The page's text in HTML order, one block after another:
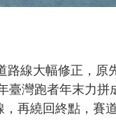
線大幅修正，原
臺灣跑者年末力拼
再繞回終點，賽